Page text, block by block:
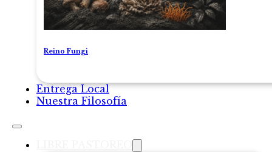
Reino Fungi
Entrega Local
Nuestra Filosofía